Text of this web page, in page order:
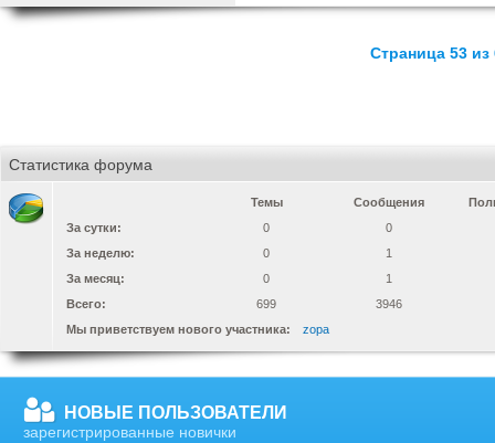
Страница 53 из
Статистика форума
Темы Сообщения
За сутки:
0
0
За неделю:
0
1
За месяц:
0
1
Всего:
699
3946
Мы приветствуем нового участника:
zopa
НОВЫЕ ПОЛЬЗОВАТЕЛИ
зарегистрированные новички